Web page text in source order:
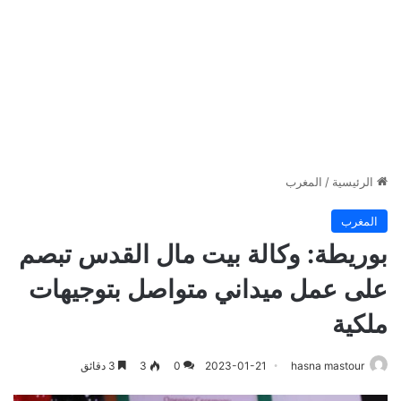
الرئيسية / المغرب
المغرب
بوريطة: وكالة بيت مال القدس تبصم
على عمل ميداني متواصل بتوجيهات
ملكية
hasna mastour
2023-01-21
0
3